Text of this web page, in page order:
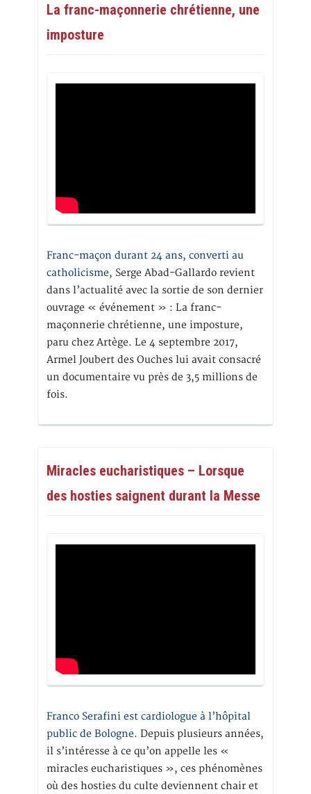
La franc-maçonnerie chrétienne, une
imposture
Franc-maçon durant 24 ans, converti au
catholicisme, Serge Abad-Gallardo revient
dans l’actualité avec la sortie de son dernier
ouvrage « événement » : La franc-
maçonnerie chrétienne, une imposture,
paru chez Artège. Le 4 septembre 2017,
Armel Joubert des Ouches lui avait consacré
un documentaire vu près de 3,5 millions de
fois.
Miracles eucharistiques – Lorsque
des hosties saignent durant la Messe
Franco Serafini est cardiologue à l’hôpital
public de Bologne. Depuis plusieurs années,
il s’intéresse à ce qu’on appelle les «
miracles eucharistiques », ces phénomènes
où des hosties du culte deviennent chair et